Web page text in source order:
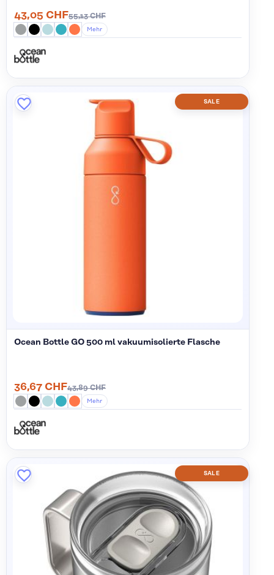
Mehr
43,05 CHF55,13 CHF
SALE
Ocean Bottle GO 500 ml vakuumisolierte Flasche
Mehr
36,67 CHF43,89 CHF
SALE